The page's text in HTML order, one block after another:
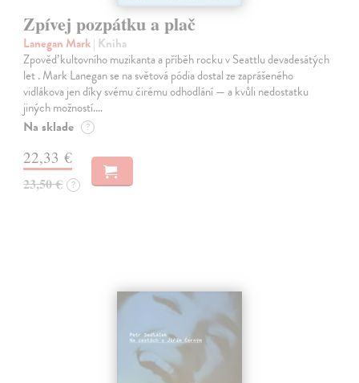
Zpívej pozpátku a plač
Lanegan Mark| Kniha
Zpověď kultovního muzikanta a příběh rocku v Seattlu devadesátých
let . Mark Lanegan se na světová pódia dostal ze zaprášeného
vidlákova jen díky svému čirému odhodlání — a kvůli nedostatku
jiných možností.…
Na sklade ?
22,33 €
23,50 € ?